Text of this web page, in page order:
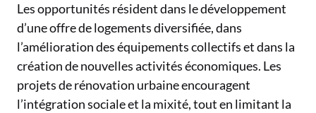
Les opportunités résident dans le développement
d’une offre de logements diversifiée, dans
l’amélioration des équipements collectifs et dans la
création de nouvelles activités économiques. Les
projets de rénovation urbaine encouragent
l’intégration sociale et la mixité, tout en limitant la